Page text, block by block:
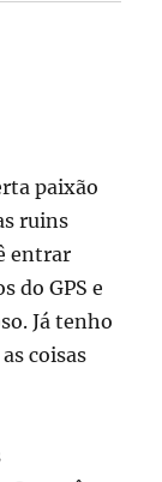
paixão
ruins
entrar
do GPS e
Já tenho
coisas